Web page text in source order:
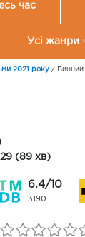
час
Усі жанри
2021 року / Винний
(89 хв)
6.4/10
3190